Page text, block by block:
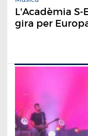
L'Acadèmia S-
gira per